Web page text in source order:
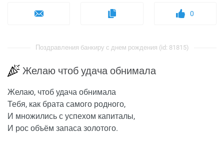
0
Поздравления банкиру с днем рождения (id: 81815)
Желаю чтоб удача обнимала
Желаю, чтоб удача обнимала
Тебя, как брата самого родного,
И множились с успехом капиталы,
И рос объём запаса золотого.